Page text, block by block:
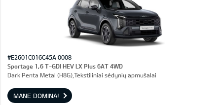
#E2601C016C45A 0008
Sportage 1,6 T-GDI HEV LX Plus 6AT 4WD
Dark Penta Metal (H8G),Tekstiliniai sėdynių apmušalai
MANE DOMINA!